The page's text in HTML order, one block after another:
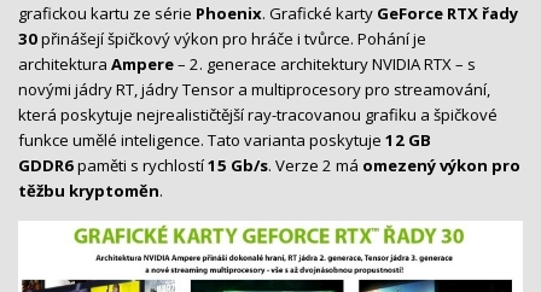
grafickou kartu ze série Phoenix. Grafické karty GeForce RTX řady
30přinášejí špičkový výkon pro hráče i tvůrce. Pohání je
architektura Ampere– 2. generace architektury NVIDIA RTX – s
novými jádry RT, jádry Tensor a multiprocesory pro streamování,
která poskytuje nejrealističtější ray-tracovanou grafiku a špičkové
funkce umělé inteligence. Tato varianta poskytuje 12 GB
GDDR6paměti s rychlostí15 Gb/s. Verze 2 má omezený výkon pro
těžbu kryptoměn.